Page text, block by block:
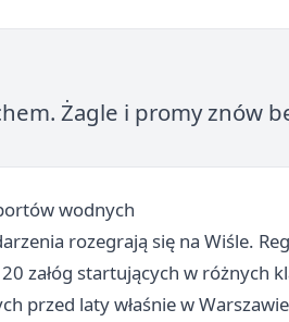
Żagle i promy znów
wodnych
rozegrają się na Wiśle.
załóg startujących w różnych
przed laty właśnie w